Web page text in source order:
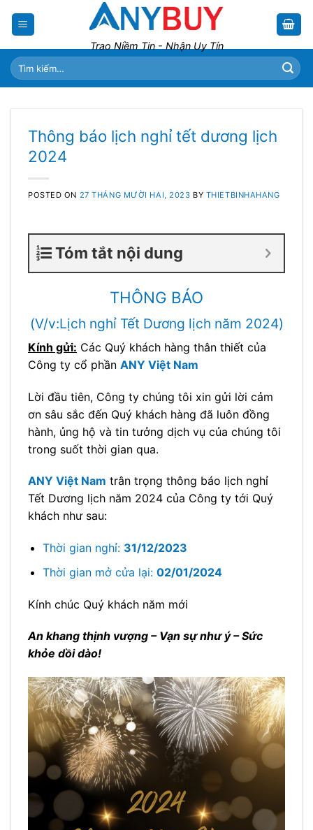
Trao Niềm Tin - Nhận Uy Tín
Tìm
kiếm:
Thông báo lịch nghỉ tết dương lịch
2024
POSTED ON 27 THÁNG MƯỜI HAI, 2023 BY THIETBINHAHANG
Tóm tắt nội dung
THÔNG BÁO
(V/v:Lịch nghỉ Tết Dương lịch năm 2024)
Kính gửi: Các Quý khách hàng thân thiết của
Công ty cổ phần ANY Việt Nam
Lời đầu tiên, Công ty chúng tôi xin gửi lời cảm
ơn sâu sắc đến Quý khách hàng đã luôn đồng
hành, ủng hộ và tin tưởng dịch vụ của chúng tôi
trong suốt thời gian qua.
ANY Việt Nam trân trọng thông báo lịch nghỉ
Tết Dương lịch năm 2024 của Công ty tới Quý
khách như sau:
Thời gian nghỉ: 31/12/2023
Thời gian mở cửa lại: 02/01/2024
Kính chúc Quý khách năm mới
An khang thịnh vượng – Vạn sự như ý – Sức
khỏe dồi dào!